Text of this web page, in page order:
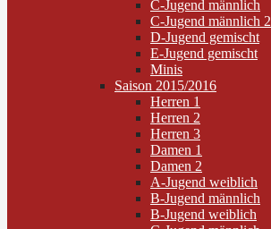
C-Jugend männlich
C-Jugend männlich 2
D-Jugend gemischt
E-Jugend gemischt
Minis
Saison 2015/2016
Herren 1
Herren 2
Herren 3
Damen 1
Damen 2
A-Jugend weiblich
B-Jugend männlich
B-Jugend weiblich